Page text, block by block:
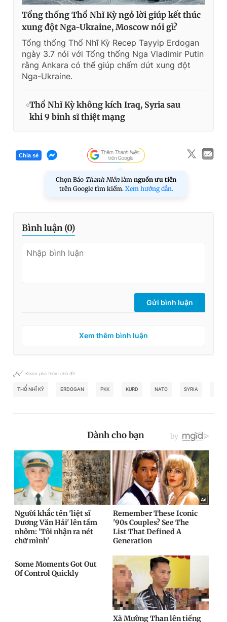
Tổng thống Thổ Nhĩ Kỳ ngỏ lời giúp kết thúc
xung đột Nga-Ukraine, Moscow nói gì?
Tổng thống Thổ Nhĩ Kỳ Recep Tayyip Erdogan
ngày 3.7 nói với Tổng thống Nga Vladimir Putin
rằng Ankara có thể giúp chấm dứt xung đột
Nga-Ukraine.
Thổ Nhĩ Kỳ không kích Iraq, Syria sau
khi 9 binh sĩ thiệt mạng
Chia sẻ
Chọn Báo Thanh Niên làm nguồn ưu tiên
trên Google tìm kiếm. Xem hướng dẫn.
Bình luận (0)
Gửi bình luận
Xem thêm bình luận
Khám phá thêm chủ đề
THỔ NHĨ KỲ ERDOGAN PKK KURD NATO SYRIA